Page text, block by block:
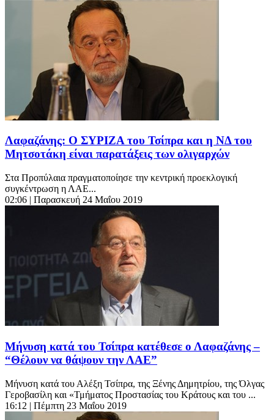
Λαφαζάνης: Ο ΣΥΡΙΖΑ του Τσίπρα και η ΝΔ του
Μητσοτάκη είναι παρατάξεις των ολιγαρχών
Στα Προπύλαια πραγματοποίησε την κεντρική προεκλογική
συγκέντρωση η ΛΑΕ...
02:06 | Παρασκευή 24 Μαΐου 2019
Μήνυση κατά του Τσίπρα κατέθεσε ο Λαφαζάνης –
“Θέλουν να θάψουν την ΛΑΕ”
Μήνυση κατά του Αλέξη Τσίπρα, της Ξένης Δημητρίου, της Όλγας
Γεροβασίλη και «Τμήματος Προστασίας του Κράτους και του ...
16:12 | Πέμπτη 23 Μαΐου 2019